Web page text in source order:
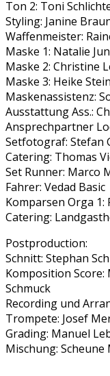
Ton 2: Toni
Styling: Janine
Waffenmeister:
Maske 1: Natalie
Maske 2: Christine
Maske 3: Heike
Maskenassistenz:
Ausstattung Ass.:
Ansprechpartner
Setfotograf: Stefan
Catering: Thomas
Set Runner: Marco
Fahrer: Vedad Basic
Komparsen Orga 1:
Catering:
Postproduction:
Schnitt: Stephan
Komposition
Schmuck
Recording und
Trompete: Josef
Grading: Manuel
Mischung: Scheune